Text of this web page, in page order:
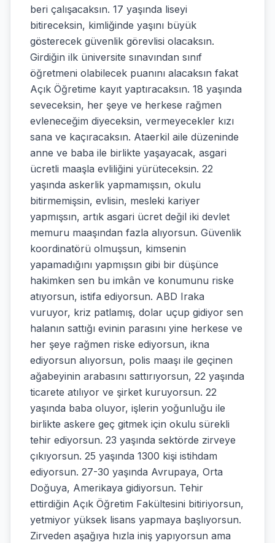
beri çalışacaksın. 17 yaşında liseyi
bitireceksin, kimliğinde yaşını büyük
gösterecek güvenlik görevlisi olacaksın.
Girdiğin ilk üniversite sınavından sınıf
öğretmeni olabilecek puanını alacaksın fakat
Açık Öğretime kayıt yaptıracaksın. 18 yaşında
seveceksin, her şeye ve herkese rağmen
evleneceğim diyeceksin, vermeyecekler kızı
sana ve kaçıracaksın. Ataerkil aile düzeninde
anne ve baba ile birlikte yaşayacak, asgari
ücretli maaşla evliliğini yürüteceksin. 22
yaşında askerlik yapmamışsın, okulu
bitirmemişsin, evlisin, mesleki kariyer
yapmışsın, artık asgari ücret değil iki devlet
memuru maaşından fazla alıyorsun. Güvenlik
koordinatörü olmuşsun, kimsenin
yapamadığını yapmışsın gibi bir düşünce
hakimken sen bu imkân ve konumunu riske
atıyorsun, istifa ediyorsun. ABD Iraka
vuruyor, kriz patlamış, dolar uçup gidiyor sen
halanın sattığı evinin parasını yine herkese ve
her şeye rağmen riske ediyorsun, ikna
ediyorsun alıyorsun, polis maaşı ile geçinen
ağabeyinin arabasını sattırıyorsun, 22 yaşında
ticarete atılıyor ve şirket kuruyorsun. 22
yaşında baba oluyor, işlerin yoğunluğu ile
birlikte askere geç gitmek için okulu sürekli
tehir ediyorsun. 23 yaşında sektörde zirveye
çıkıyorsun. 25 yaşında 1300 kişi istihdam
ediyorsun. 27-30 yaşında Avrupaya, Orta
Doğuya, Amerikaya gidiyorsun. Tehir
ettirdiğin Açık Öğretim Fakültesini bitiriyorsun,
yetmiyor yüksek lisans yapmaya başlıyorsun.
Zirveden aşağıya hızla iniş yapıyorsun ama